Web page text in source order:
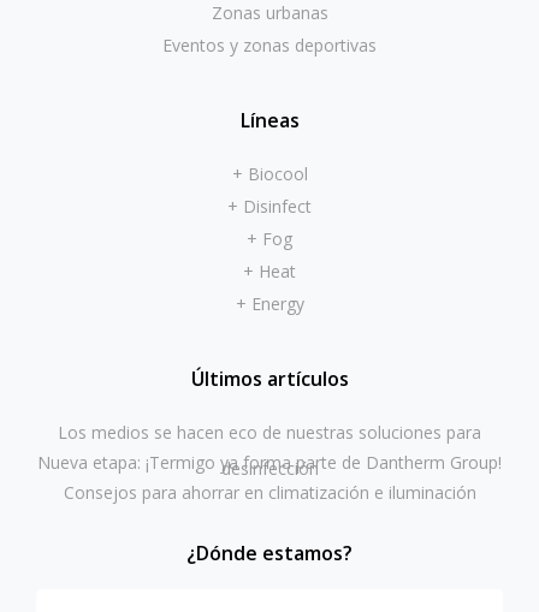
Zonas urbanas
Eventos y zonas deportivas
Líneas
+ Biocool
+ Disinfect
+ Fog
+ Heat
+ Energy
Últimos artículos
Los medios se hacen eco de nuestras soluciones para
desinfección
Nueva etapa: ¡Termigo ya forma parte de Dantherm Group!
Consejos para ahorrar en climatización e iluminación
¿Dónde estamos?